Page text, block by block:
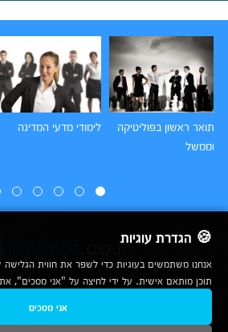
תואר ראשון בפוליטיקה
וממשל
לימודי מדעי המדינה
© כל הזכויות שמורות לחברת נרד אונליין בע"מ | מכללות|
🍪 הגדרת עוגיות
אנחנו משתמשים בעוגיות כדי לשפר את חווית
תוכן מותאם אישית. על ידי לחיצה על "אני מסכים",
אני מסכים